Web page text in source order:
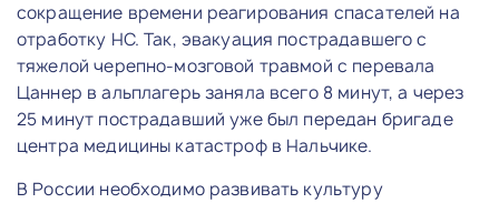
сокращение времени реагирования спасателей на
отработку НС. Так, эвакуация пострадавшего с
тяжелой черепно-мозговой травмой с перевала
Цаннер в альплагерь заняла всего 8 минут, а через
25 минут пострадавший уже был передан бригаде
центра медицины катастроф в Нальчике.
В России необходимо развивать культуру